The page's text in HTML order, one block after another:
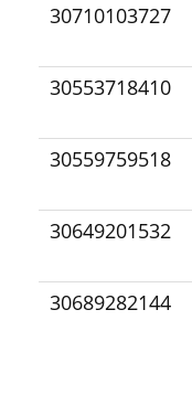
30710103727
30553718410
30559759518
30649201532
30689282144